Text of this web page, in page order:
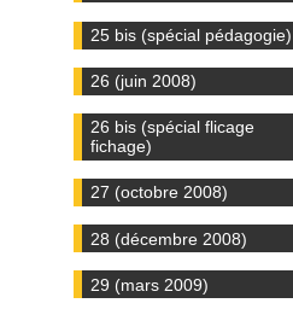
25 bis (spécial pédagogie)
26 (juin 2008)
26 bis (spécial flicage
fichage)
27 (octobre 2008)
28 (décembre 2008)
29 (mars 2009)